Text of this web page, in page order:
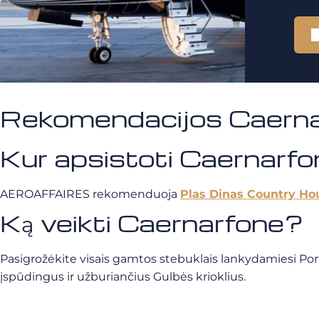
Rekomendacijos
Kur apsistoti
AEROAFFAIRES rekomenduoja Plas Dinas Country
Ką veikti Caernarfone?
Pasigrožėkite visais gamtos stebuklais lankydamiesi
įspūdingus ir užburiančius Gulbės krioklius.